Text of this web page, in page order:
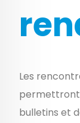
Les
permettront
bulletins et